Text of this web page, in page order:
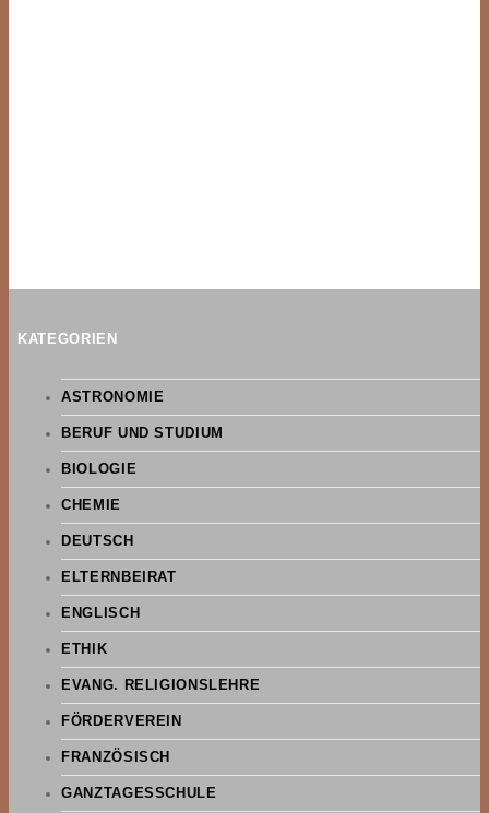
KATEGORIEN
ASTRONOMIE
BERUF UND STUDIUM
BIOLOGIE
CHEMIE
DEUTSCH
ELTERNBEIRAT
ENGLISCH
ETHIK
EVANG. RELIGIONSLEHRE
FÖRDERVEREIN
FRANZÖSISCH
GANZTAGESSCHULE